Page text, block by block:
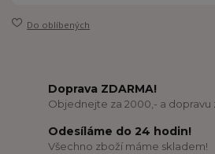
Do oblíbených
Doprava ZDARMA!
Objednejte za 2000,- a dopravu
Odesíláme do 24 hodin!
Všechno zboží máme skladem!